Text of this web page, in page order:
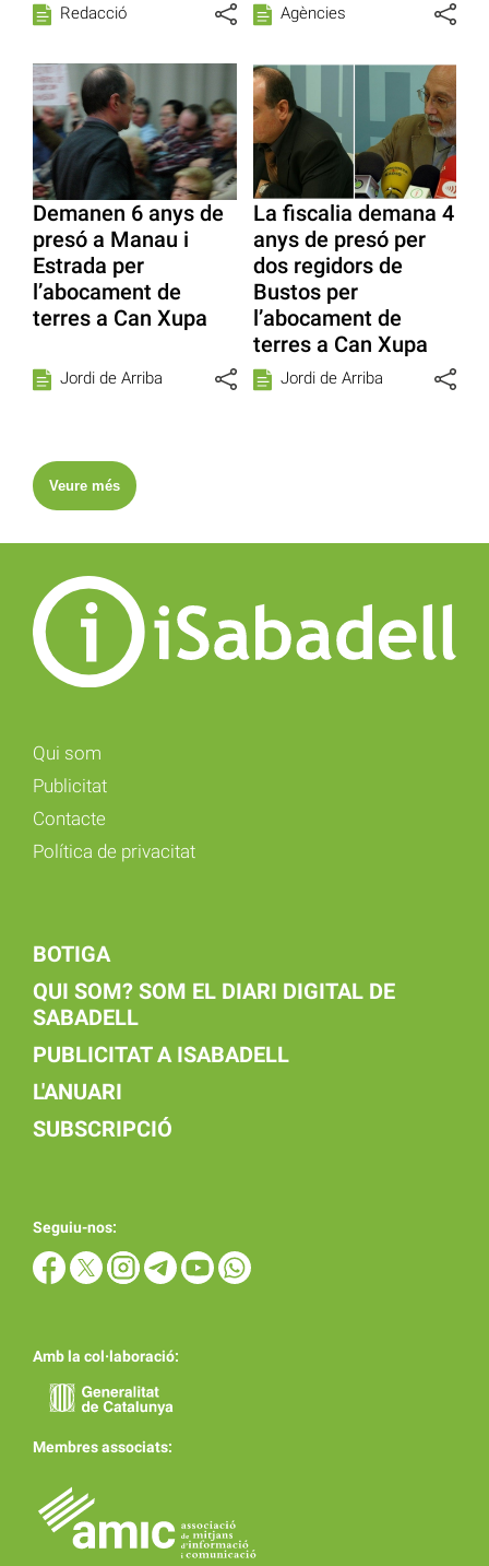
Redacció Agències
Demanen 6 anys de
presó a Manau i
Estrada per
l’abocament de
terres a Can Xupa
Jordi de Arriba
La fiscalia demana 4
anys de presó per
dos regidors de
Bustos per
l’abocament de
terres a Can Xupa
Jordi de Arriba
Veure més
Qui som
Publicitat
Contacte
Política de privacitat
BOTIGA
QUI SOM? SOM EL DIARI DIGITAL DE
SABADELL
PUBLICITAT A ISABADELL
L'ANUARI
SUBSCRIPCIÓ
Seguiu-nos:
Amb la col·laboració:
Membres associats: